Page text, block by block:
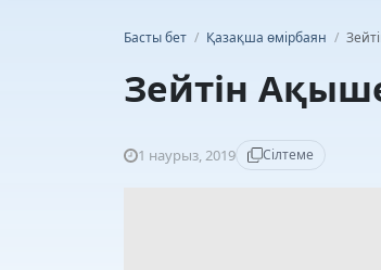
Басты бет / Қазақша өмірбаян /
Зейтін
1 наурыз, 2019 Сілтеме